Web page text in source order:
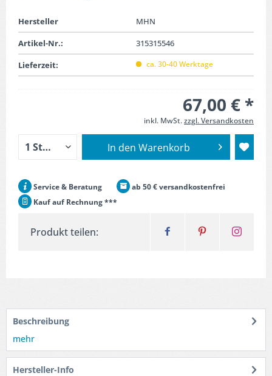
Hersteller
MHN
Artikel-Nr.:
315315546
Lieferzeit:
ca. 30-40 Werktage
67,00 € *
inkl. MwSt.zzgl. Versandkosten
In den Warenkorb
Service & Beratung
ab 50 € versandkostenfrei
Kauf auf Rechnung ***
Produkt teilen:
Beschreibung
mehr
Hersteller-Info